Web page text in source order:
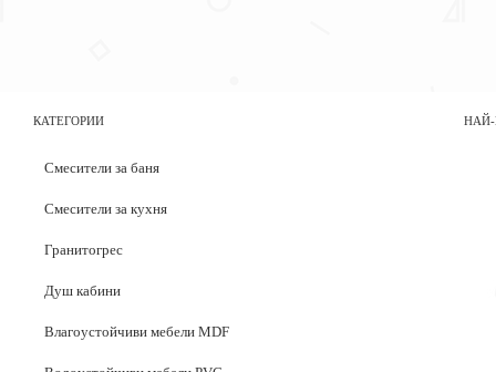
КАТЕГОРИИ
Смесители за баня
Смесители за кухня
Гранитогрес
Душ кабини
Влагоустойчиви мебели MDF